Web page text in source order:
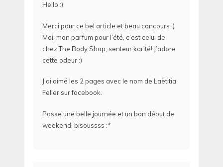
Hello :)
Merci pour ce bel article et beau concours :)
Moi, mon parfum pour l’été, c’est celui de
chez The Body Shop, senteur karité! J’adore
cette odeur :)
J’ai aimé les 2 pages avec le nom de Laëtitia
Feller sur facebook.
Passe une belle journée et un bon début de
weekend, bisoussss :*